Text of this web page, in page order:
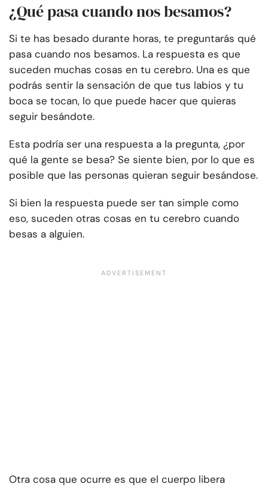
¿Qué pasa cuando nos besamos?
Si te has besado durante horas, te preguntarás qué
pasa cuando nos besamos. La respuesta es que
suceden muchas cosas en tu cerebro. Una es que
podrás sentir la sensación de que tus labios y tu
boca se tocan, lo que puede hacer que quieras
seguir besándote.
Esta podría ser una respuesta a la pregunta, ¿por
qué la gente se besa? Se siente bien, por lo que es
posible que las personas quieran seguir besándose.
Si bien la respuesta puede ser tan simple como
eso, suceden otras cosas en tu cerebro cuando
besas a alguien.
Otra cosa que ocurre es que el cuerpo libera